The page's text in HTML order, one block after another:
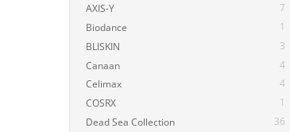
AXIS-Y
7
Biodance
1
BLISKIN
3
Canaan
4
Celimax
4
COSRX
1
Dead Sea Collection
36